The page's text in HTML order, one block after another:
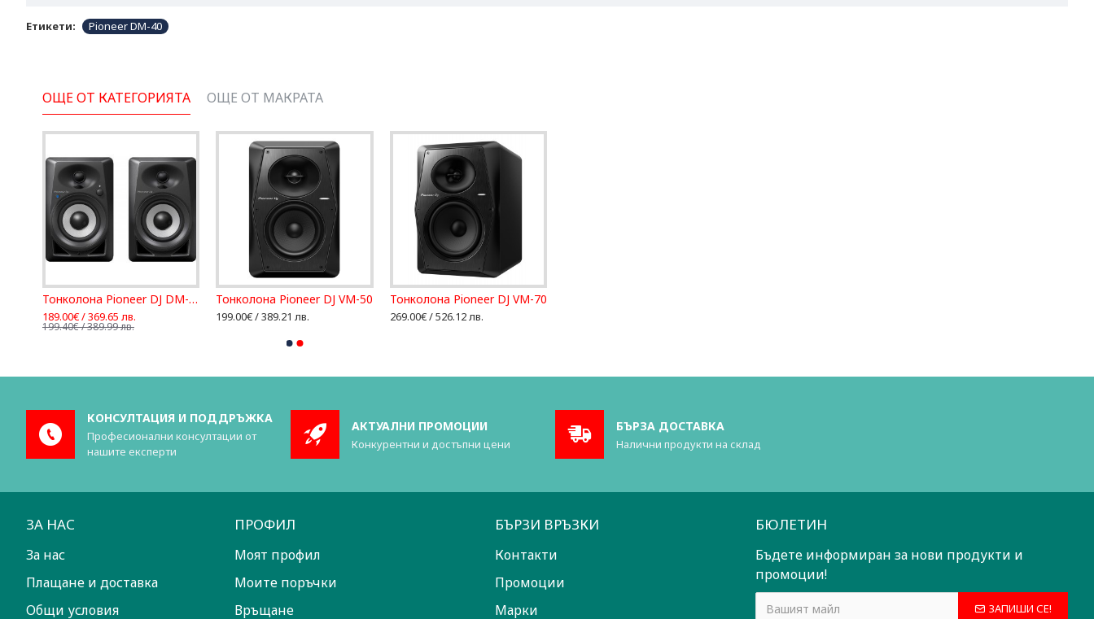
Етикети: Pioneer DM-40
ОЩЕ ОТ КАТЕГОРИЯТА ОЩЕ ОТ МАКРАТА
Тонколона Pioneer DJ DM-40BT
189.00€ / 369.65 лв.
199.40€ / 389.99 лв.
Тонколона Pioneer DJ VM-50
199.00€ / 389.21 лв.
Тонколона Pioneer DJ VM-70
269.00€ / 526.12 лв.
КОНСУЛТАЦИЯ И ПОДДРЪЖКА
Професионални консултации от
нашите експерти
АКТУАЛНИ ПРОМОЦИИ
Конкурентни и достъпни цени
БЪРЗА ДОСТАВКА
Налични продукти на склад
ЗА НАС
За нас
Плащане и доставка
Общи условия
ПРОФИЛ
Моят профил
Моите поръчки
Връщане
БЪРЗИ ВРЪЗКИ
Контакти
Промоции
Марки
БЮЛЕТИН
Бъдете информиран за нови продукти и
промоции!
ЗАПИШИ СЕ!